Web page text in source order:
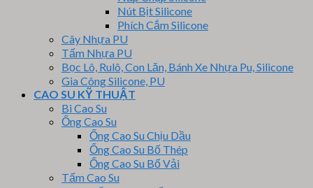
Nút Bịt Silicone
Phích Cắm Silicone
Cây Nhựa PU
Tấm Nhựa PU
Bọc Lô, Rulô, Con Lăn, Bánh Xe Nhựa Pu, Silicone
Gia Công Silicone, PU
CAO SU KỸ THUẬT
Bi Cao Su
Ống Cao Su
Ống Cao Su Chịu Dầu
Ống Cao Su Bố Thép
Ống Cao Su Bố Vải
Tấm Cao Su